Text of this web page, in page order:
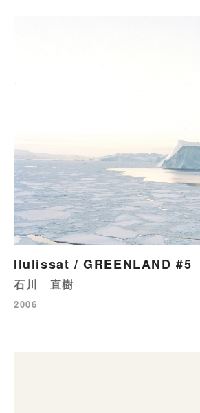
Ilulissat / GREENLAND #5
石川 直樹
2006